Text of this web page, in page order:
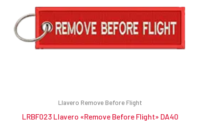
Llavero Remove Before Flight
LRBF023 Llavero «Remove Before Flight» DA40